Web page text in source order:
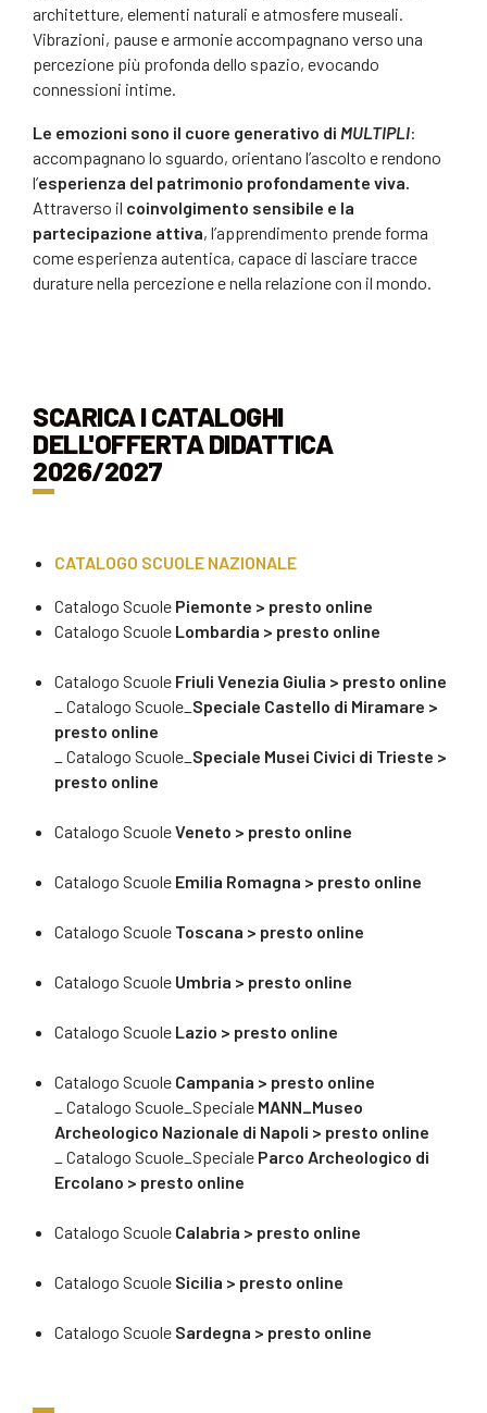
architetture, elementi naturali e atmosfere museali.
Vibrazioni, pause e armonie accompagnano verso una
percezione più profonda dello spazio, evocando
connessioni intime.
Le emozioni sono il cuore generativo di MULTIPLI:
accompagnano lo sguardo, orientano l’ascolto e rendono
l’esperienza del patrimonio profondamente viva.
Attraverso il coinvolgimento sensibile e la
partecipazione attiva, l’apprendimento prende forma
come esperienza autentica, capace di lasciare tracce
durature nella percezione e nella relazione con il mondo.
SCARICA I CATALOGHI
DELL'OFFERTA DIDATTICA
2026/2027
CATALOGO SCUOLE NAZIONALE
Catalogo Scuole Piemonte > presto online
Catalogo Scuole Lombardia > presto online
Catalogo Scuole Friuli Venezia Giulia > presto online
Catalogo Scuole_ Speciale Castello di Miramare >
presto online
_ Catalogo Scuole_ Speciale Musei Civici di Trieste >
presto online
Catalogo ScuoleVeneto > presto online
Catalogo Scuole Emilia Romagna > presto online
Catalogo Scuole Toscana > presto online
Catalogo Scuole Umbria > presto online
Catalogo Scuole Lazio > presto online
Catalogo Scuole Campania > presto online
_ Catalogo Scuole_Speciale MANN_Museo
Archeologico Nazionale di Napoli > presto online
_ Catalogo Scuole_Speciale Parco Archeologico di
Ercolano > presto online
Catalogo Scuole Calabria > presto online
Catalogo Scuole Sicilia > presto online
Catalogo Scuole Sardegna > presto online